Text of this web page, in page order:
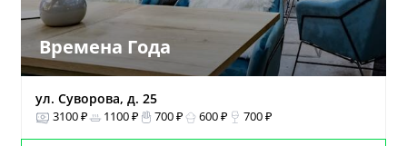
Времена Года
ул. Суворова, д. 25
3100 ₽ 1100 ₽ 700 ₽ 600 ₽ 700 ₽